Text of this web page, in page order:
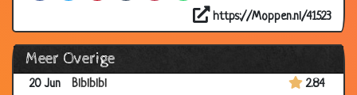
https://Moppen.nl/41523
Meer Overige
2007
20 Jun
Blblblbl 2.84